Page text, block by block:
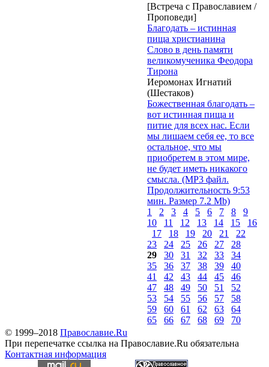
[Встреча с Православием /
Проповеди]
Благодать – истинная
пища христианина
Слово в день памяти
великомученика Феодора
Тирона
Иеромонах Игнатий
(Шестаков)
Божественная благодать –
вот истинная пища и
питие для всех нас. Если
мы лишаем себя ее, то все
остальное, что мы
приобретем в этом мире,
не будет иметь никакого
смысла. (MP3 файл.
Продолжительность 9:53
мин. Размер 7.2 Mb)
1
2 3 4 5 6 7 8
9
10
11 12 13 14 15
16
17
18 19 20 21
22
23
24 25 26 27
28
29
30 31 32 33
34
35
36 37 38 39
40
41
42 43 44 45
46
47
48 49 50 51
52
53
54 55 56 57
58
59
60 61 62 63
64
65
66 67 68 69
70
© 1999–2018 Православие.Ru
При перепечатке ссылка на Православие.Ru обязательна
Контактная информация